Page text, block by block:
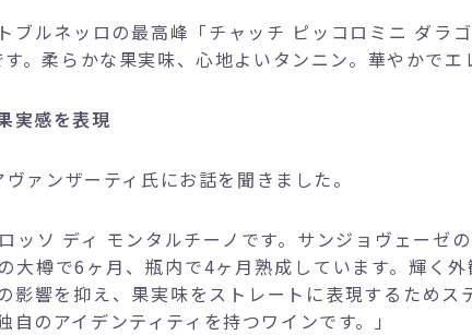
ブルネッロの最高峰「チャッチ ピッコロミニ ダラ
。柔らかな果実味、心地よいタンニン。華やかでエ
実感を表現
ァンザーティ氏にお話を聞きました。
ッソ ディ モンタルチーノです。サンジョヴェーゼ
大樽で6ヶ月、瓶内で4ヶ月熟成しています。輝く
影響を抑え、果実味をストレートに表現するため
のアイデンティティを持つワインです。」